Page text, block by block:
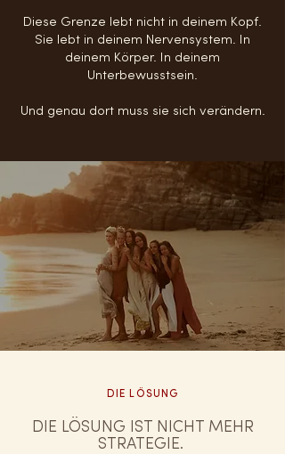
Diese Grenze lebt nicht in deinem Kopf.
Sie lebt in deinem Nervensystem. In
deinem Körper. In deinem
Unterbewusstsein.
Und genau dort muss sie sich verändern.
DIE LÖSUNG
DIE LÖSUNG IST NICHT MEHR
STRATEGIE.